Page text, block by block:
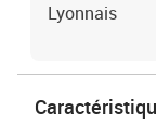
Lyonnais